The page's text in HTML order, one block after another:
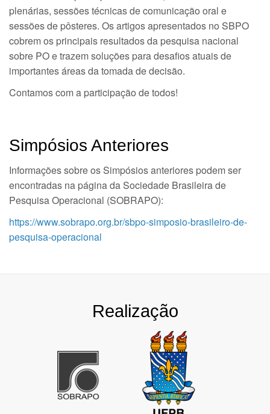
plenárias, sessões técnicas de comunicação oral e
sessões de pôsteres. Os artigos apresentados no SBPO
cobrem os principais resultados da pesquisa nacional
sobre PO e trazem soluções para desafios atuais de
importantes áreas da tomada de decisão.
Contamos com a participação de todos!
Simpósios Anteriores
Informações sobre os Simpósios anteriores podem ser
encontradas na página da Sociedade Brasileira de
Pesquisa Operacional (SOBRAPO):
https://www.sobrapo.org.br/sbpo-simposio-brasileiro-de-
pesquisa-operacional
Realização